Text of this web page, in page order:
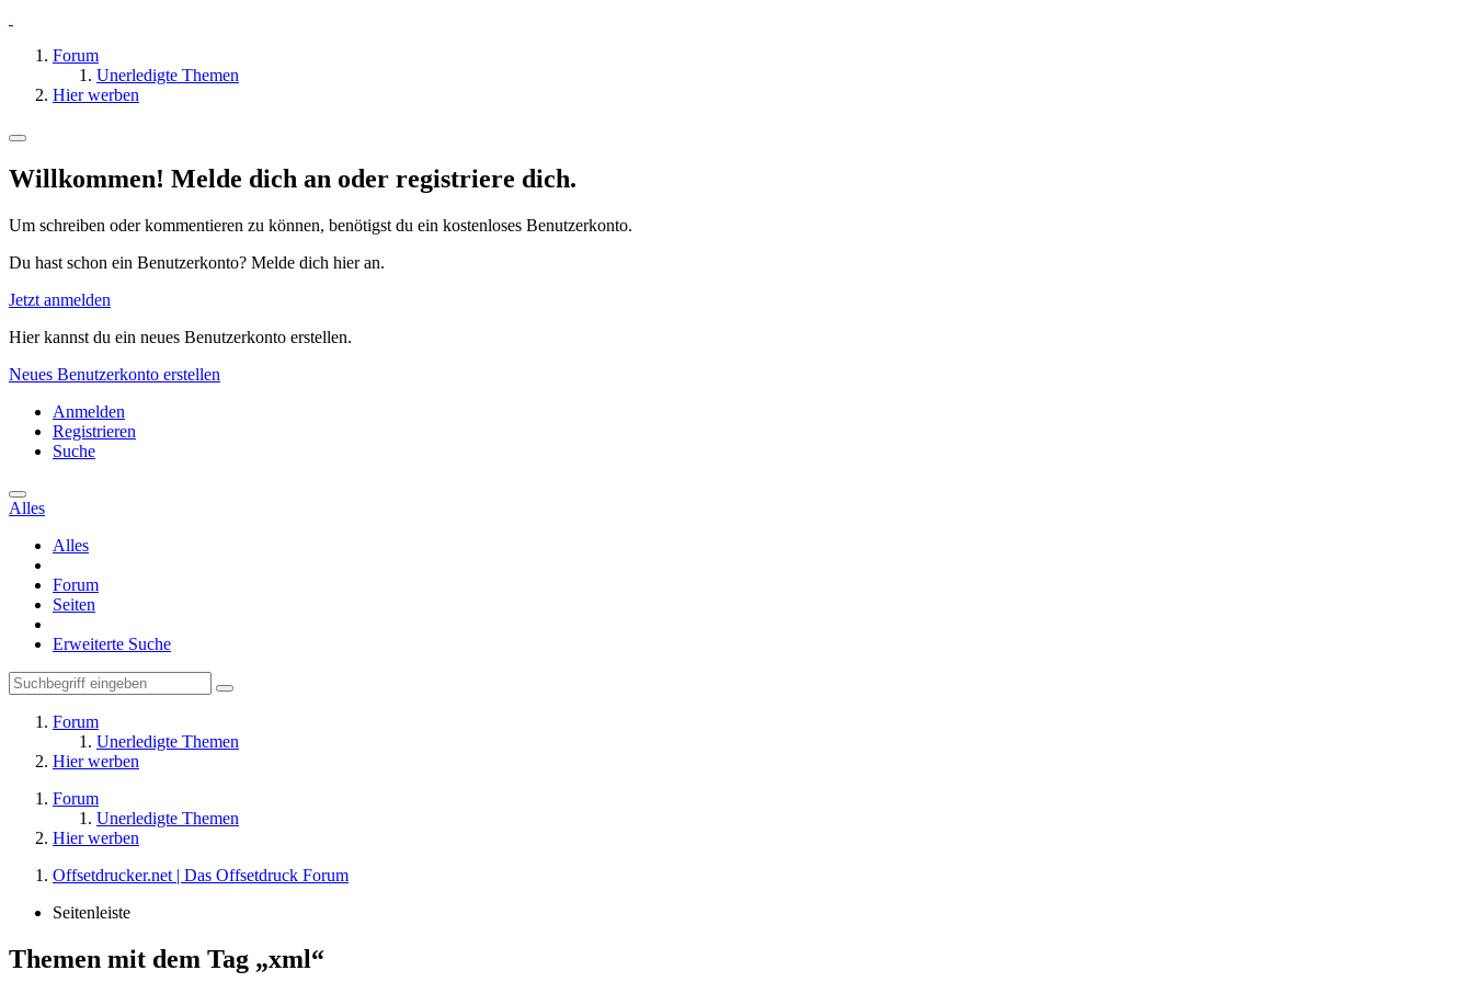
Forum
Unerledigte Themen
Hier werben
Willkommen! Melde dich an oder registriere dich.
Um schreiben oder kommentieren zu können, benötigst du ein kostenloses Benutzerkonto.
Du hast schon ein Benutzerkonto? Melde dich hier an.
Jetzt anmelden
Hier kannst du ein neues Benutzerkonto erstellen.
Neues Benutzerkonto erstellen
Anmelden
Registrieren
Suche
Alles
Alles
Forum
Seiten
Erweiterte Suche
Forum
Unerledigte Themen
Hier werben
Forum
Unerledigte Themen
Hier werben
Offsetdrucker.net | Das Offsetdruck Forum
Seitenleiste
Themen mit dem Tag „xml“